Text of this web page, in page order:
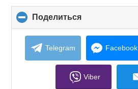
Поделиться
to
collapse
contents
Telegram Facebook
Viber